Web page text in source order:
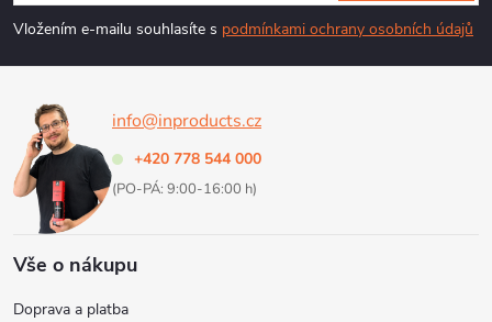
p
a
Vložením e-mailu souhlasíte s podmínkami ochrany osobních údajů
info@inproducts.cz
+420 778 544 000
(PO-PÁ: 9:00-16:00 h)
Vše o nákupu
Doprava a platba